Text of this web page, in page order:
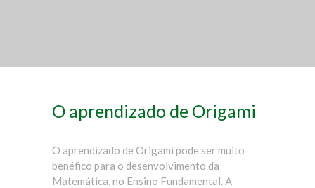
O aprendizado de Origami
O aprendizado de Origami pode ser muito
benéfico para o desenvolvimento da
Matemática, no Ensino Fundamental. A